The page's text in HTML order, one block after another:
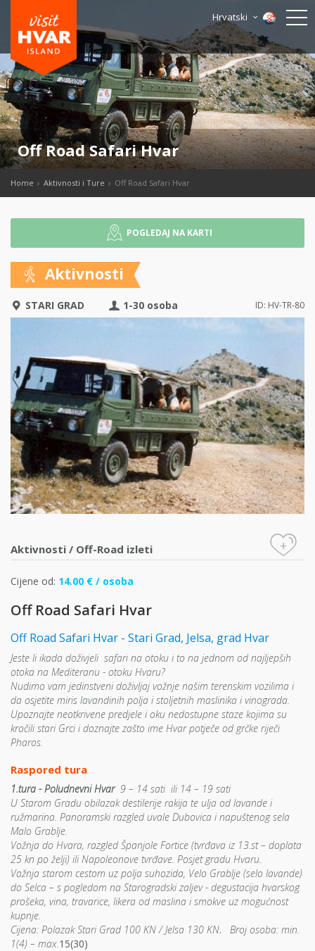
Hrvatski
Off Road Safari Hvar
Home Aktivnosti i Ture Off Road Safari Hvar
POGLEDAJ NA KARTI
Aktivnosti
STARI GRAD 1-30 osoba ID: HV-TR-80
Aktivnosti / Off-Road izleti +
Cijene od: 14.00 € / osoba
Off Road Safari Hvar
Off Road Safari Hvar - Stari Grad, Jelsa, grad Hvar
Jeste li ikada doživjeli safari na otoku i to na jednom od najljepših
otoka na Mediteranu - otoku Hvaru?
Nudimo vam jedinstveni doživljaj vožnje našim terenskim vozilima i
da osjetite miris lavandinih polja i stoljetnih maslinika i vinograda.
Upoznajte neotkrivene predjele i oku nedostupne staze kojima su
kročili stari Grci i doznajte zašto ime Hvar potječe od grčke riječi
Pharos.
Raspored tura
1.tura - Poludnevni Hvar 9 – 14 sati ili 14 – 19 sati
U Starom Gradu obilazak destilerije rakija te ulja od lavande i
ružmarina. Panoramski razgled uvale Dubovica i napuštenog sela
Malo Grablje.
Vožnja do Hvara, razgled Španjole Fortice (tvrđava iz 13.st – doplata
25 kn po želji) ili Napoleonove tvrđave. Posjet gradu Hvaru.
Vožnja starom cestom uz polja suhozida, Velo Grablje (selo lavande)
do Selca – s pogledom na Starogradski zaljev - degustacija hvarskog
prošeka, vina, travarice, likera od maslina i smokve uz mogućnost
kupnje.
Cijena: Polazak Stari Grad 100 KN / Jelsa 130 KN. Broj osoba: min.
1(4) – max. 15(30)